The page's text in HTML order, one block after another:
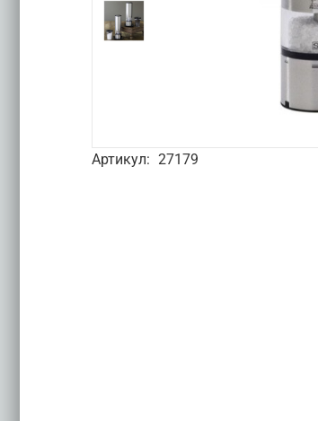
Артикул: 27179